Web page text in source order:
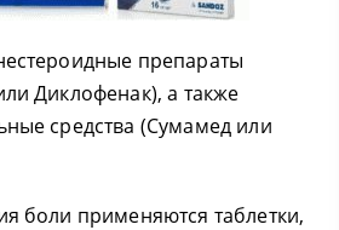
препараты
Диклофенак), а также
средства (Сумамед или
боли применяются таблетки,